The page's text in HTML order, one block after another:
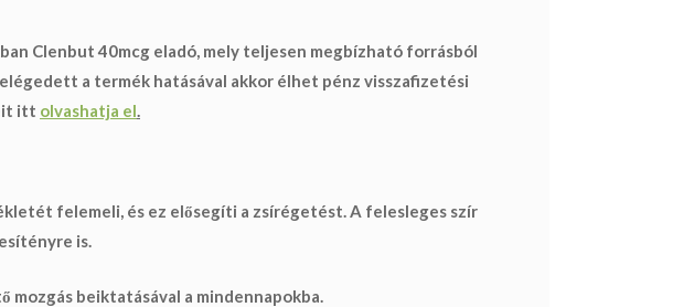
Clenbut 40mcg eladó, mely teljesen megbízható forrásból
a termék hatásával akkor élhet pénz visszafizetési
itt olvashatja el.
felemeli, és ez elősegíti a zsírégetést. A felesleges szír
is.
beiktatásával a mindennapokba.